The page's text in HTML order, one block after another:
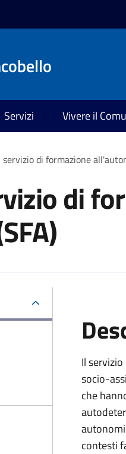
Servizi Vivere il
servizio di formazione
di
Il
socio-
che
contesti